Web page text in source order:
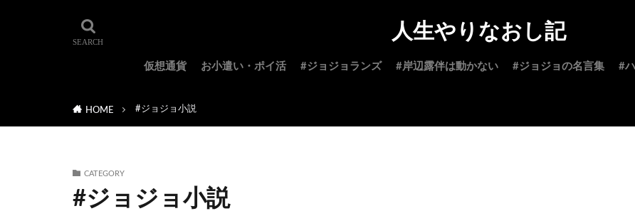
人生やりなおし記
仮想通貨 お小遣い・ポイ活 #ジョジョランズ #岸辺露伴は動かない #ジョジョの名言集 #
HOME #ジョジョ小説
CATEGORY
#ジョジョ小説